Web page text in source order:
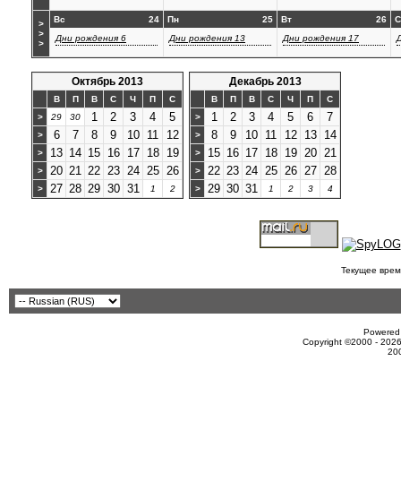
>
>
>
24
Вс
Дни рождения 6
25
Пн
Дни рождения 13
26
Вт
Дни рождения 17
Октябрь 2013
В П В С Ч П
С
>
29 30 1 2 3 4 5
> 6 7 8 9 10 11 12
> 13 14 15 16 17 18 19
> 20 21 22 23 24 25 26
> 27 28 29 30 31 1 2
Декабрь 2013
В П В С Ч П
С
>
1 2 3 4 5 6 7
> 8 9 10 11 12 13 14
> 15 16 17 18 19 20 21
> 22 23 24 25 26 27 28
> 29 30 31 1 2 3 4
Текущее
Copyright ©2000 -